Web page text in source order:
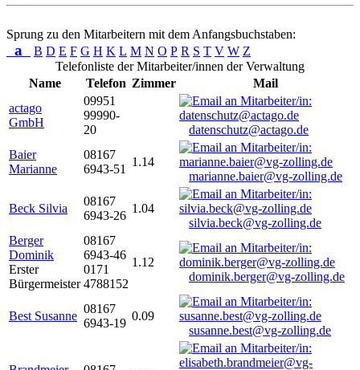
Sprung zu den Mitarbeitern mit dem Anfangsbuchstaben:
a B D E F G H K L M N O P R S T V W Z
Telefonliste der Mitarbeiter/innen der Verwaltung
Name
Telefon Zimmer
Mail
actago
GmbH
09951
99990-
20
datenschutz@actago.de
Baier
Marianne
08167
6943-51
1.14
marianne.baier@vg-zolling.de
Beck Silvia
08167
6943-26
1.04
silvia.beck@vg-zolling.de
Berger
Dominik
Erster
Bürgermeister
08167
6943-46
0171
4788152
1.12
dominik.berger@vg-zolling.de
Best Susanne
08167
6943-19
0.09
susanne.best@vg-zolling.de